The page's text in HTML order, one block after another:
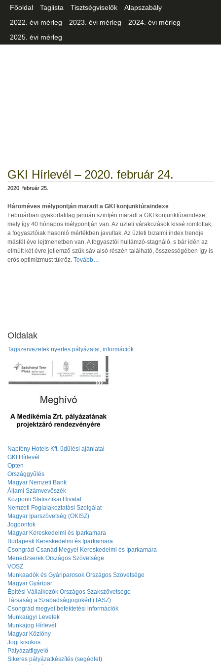
Főoldal Taglista Tisztségviselők
Alapszabály
2022. évi mérleg
2023. évi mérleg
2024. évi mérleg
2025. évi mérleg
GKI Hírlevél – 2020. február 24.
2020. február 25.
Hároméves mélypontján maradt a GKI konjunktúraindexe
Februárban gyakorlatilag januári szintjén maradt a GKI konjunktúraindexe,
mely így 40 hónapos mélypontján van. Az üzleti várakozások kissé romlottak,
a fogyasztóiak hasonló mértékben javultak. Az üzleti bizalmi index trendje
másfél éve lejtmenetben van. A fogyasztói hullámzó-stagnáló, s bár idén az
elmúlt két évre jellemző szűk sáv alsó részén található, összességében így is
erős optimizmust tükröz. Tovább…
Oldalak
Tagszervezetek nyertes pályázatai, információk
Napfény Hotels Kft. üdülési ajánlatai
GKI Hírlevél
Opten
Országgyűlés
Magyar Nemzeti Bank
Állami Számvevőszék
Központi Statisztikai Hivatal
Nemzeti Foglalakoztatási Szolgálat
Magyar Iparszövetség (OKISZ)
Jogpontok
Magyar Kereskedelmi és Iparkamara
Budapesti Kereskedelmi és Iparkamara
Csongrád-Csanád Megyei Kereskedelmi és Iparkamara
Menedzserek Országos Szövetsége
VOSZ
Munkaadók és Gyáriparosok Országos Szövetsége
Magyar Gyáripar
Építési Vállalkozók Országos Szakszövetsége
Társaság a Szabadságjogokért (TASZ)
Csongrád megyei befektetési információk
Munkaügyi Levelek
Munkajog Hírlevél
Magyar Közlöny
Jogi kisokos
Pályázatfigyelő
Sikeres pályázatkészítés (segédlet)